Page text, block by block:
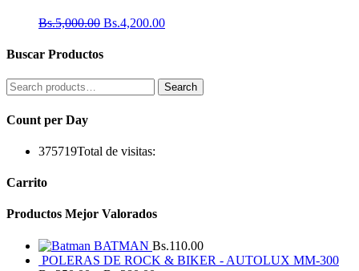
Bs.5,000.00 Bs.4,200.00
Buscar Productos
Search
for:
Search
Count per Day
375719Total de visitas:
Carrito
Productos Mejor Valorados
BATMAN Bs.110.00
POLERAS DE ROCK & BIKER - AUTOLUX MM-300